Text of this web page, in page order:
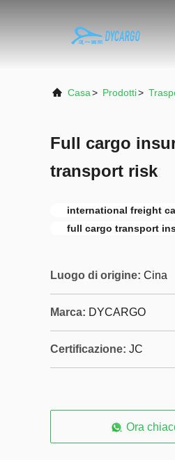
Casa> Prodotti>
Full cargo
transport risk
international freight
full cargo transport
Luogo di origine: Cina
Marca: DYCARGO
Certificazione: JC
Ora